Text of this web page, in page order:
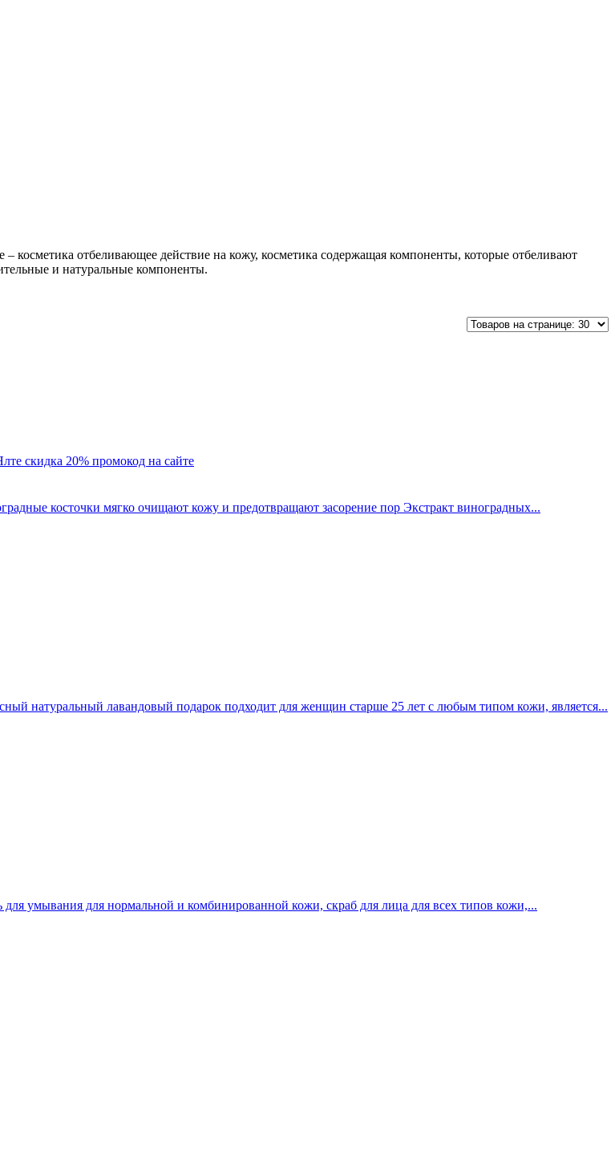
отбеливающее действие на кожу, косметика содержащая компоненты, которые отбеливают
и натуральные компоненты.
косточки мягко очищают кожу и предотвращают засорение пор Экстракт виноградных...
натуральный лавандовый подарок подходит для женщин старше 25 лет с любым типом кожи, является...
умывания для нормальной и комбинированной кожи, скраб для лица для всех типов кожи,...